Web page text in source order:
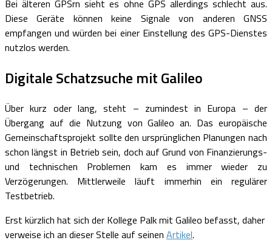
Bei älteren GPSrn sieht es ohne GPS allerdings schlecht aus.
Diese Geräte können keine Signale von anderen GNSS
empfangen und würden bei einer Einstellung des GPS-Dienstes
nutzlos werden.
Digitale Schatzsuche mit Galileo
Über kurz oder lang, steht – zumindest in Europa – der
Übergang auf die Nutzung von Galileo an. Das europäische
Gemeinschaftsprojekt sollte den ursprünglichen Planungen nach
schon längst in Betrieb sein, doch auf Grund von Finanzierungs-
und technischen Problemen kam es immer wieder zu
Verzögerungen. Mittlerweile läuft immerhin ein regulärer
Testbetrieb.
Erst kürzlich hat sich der Kollege Palk mit Galileo befasst, daher
verweise ich an dieser Stelle auf seinen Artikel.